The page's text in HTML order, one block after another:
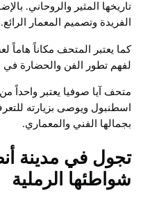
تاريخها المثير والروحاني.
الفريدة وتصميم المعمار الرائع.
كما يعتبر المتحف مكاناً هاماً
لفهم تطور الفن والحضارة
متحف آيا صوفيا يعتبر واحداً
اسطنبول ويوصى بزيارته
بجمالها الفني والمعماري.
تجول في مدينة
شواطئها الرملية